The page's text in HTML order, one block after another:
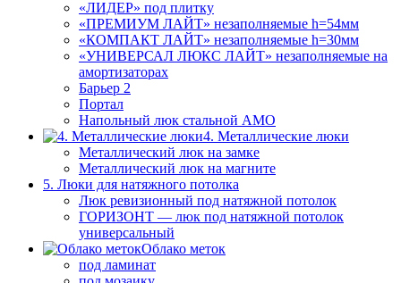
«ЛИДЕР» под плитку
«ПРЕМИУМ ЛАЙТ» незаполняемые h=54мм
«КОМПАКТ ЛАЙТ» незаполняемые h=30мм
«УНИВЕРСАЛ ЛЮКС ЛАЙТ» незаполняемые на
амортизаторах
Барьер 2
Портал
Напольный люк стальной АМО
4. Металлические люки
Металлический люк на замке
Металлический люк на магните
5. Люки для натяжного потолка
Люк ревизионный под натяжной потолок
ГОРИЗОНТ — люк под натяжной потолок
универсальный
Облако меток
под ламинат